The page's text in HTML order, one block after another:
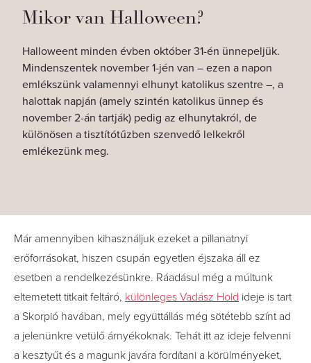
Mikor van Halloween?
Halloweent minden évben október 31-én ünnepeljük.
Mindenszentek november 1-jén van – ezen a napon
emlékszünk valamennyi elhunyt katolikus szentre –, a
halottak napján (amely szintén katolikus ünnep és
november 2-án tartják) pedig az elhunytakról, de
különösen a tisztítótűzben szenvedő lelkekről
emlékezünk meg.
Már amennyiben kihasználjuk ezeket a pillanatnyi
erőforrásokat, hiszen csupán egyetlen éjszaka áll ez
esetben a rendelkezésünkre. Ráadásul még a múltunk
eltemetett titkait feltáró, különleges Vadász Hold ideje is tart
a Skorpió havában, mely együttállás még sötétebb színt ad
a jelenünkre vetülő árnyékoknak. Tehát itt az ideje felvenni
a kesztyűt és a magunk javára fordítani a körülményeket,